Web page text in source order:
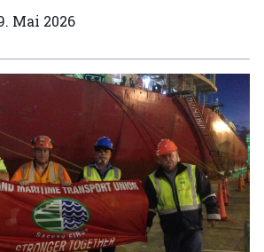
Mai 2026